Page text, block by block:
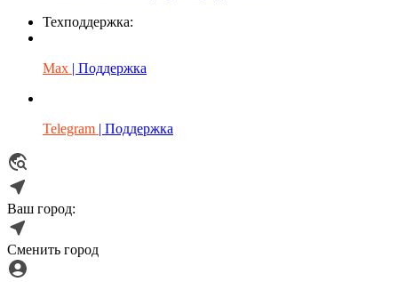
Техподдержка:
Max | Поддержка
Telegram | Поддержка
Ваш город:
Сменить город